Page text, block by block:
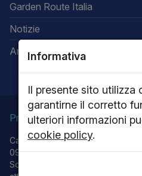
Informativa
Il presente sito
garantirne il corretto
ulteriori informazioni
cookie policy.
Garden Route Italia
Notizie
Area riservata
Privacy Note legali
Capitale sociale 13.616.000,00 -
0915251 - R.I. RM 62576/1999
Società con Socio unico